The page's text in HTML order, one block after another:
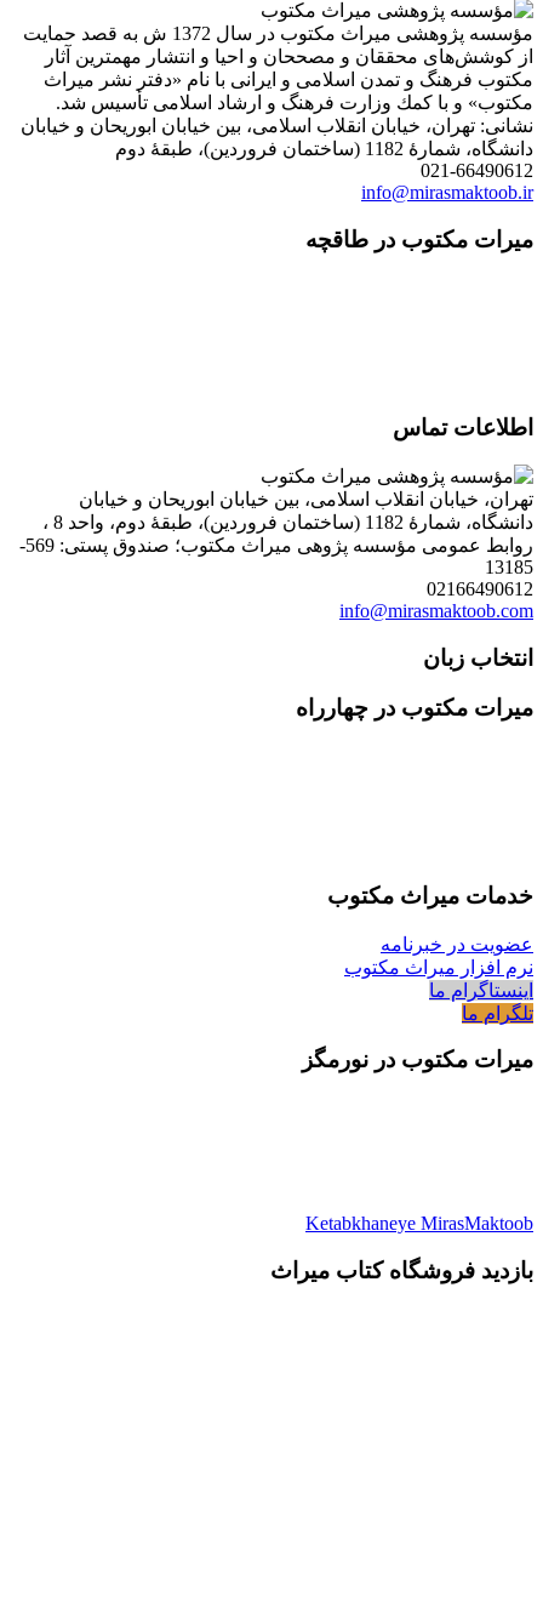
مؤسسه پژوهشی میراث مكتوب در سال 1372 ش به قصد حمایت
از كوشش‌های محققان و مصححان و احیا و انتشار مهمترین آثار
مكتوب فرهنگ و تمدن اسلامی و ایرانی با نام «دفتر نشر میراث
مكتوب» و با كمك وزارت فرهنگ و ارشاد اسلامی تأسیس شد.
نشانی: تهران، خیابان انقلاب اسلامی، بین خیابان ابوریحان و خیابان
دانشگاه، شمارۀ 1182 (ساختمان فروردین)، طبقۀ دوم
021-66490612
info@mirasmaktoob.ir
میرات مکتوب در طاقچه
اطلاعات تماس
تهران، خیابان انقلاب اسلامی، بین خیابان ابوریحان و خیابان
دانشگاه، شمارۀ 1182 (ساختمان فروردین)، طبقۀ دوم، واحد 8 ،
روابط عمومی مؤسسه پژوهی میراث مکتوب؛ صندوق پستی: 569-
13185
02166490612
info@mirasmaktoob.com
انتخاب زبان
میرات مکتوب در چهارراه
خدمات میراث مکتوب
عضویت در خبرنامه
نرم افزار میراث مکتوب
اینستاگرام ما
تلگرام ما
میرات مکتوب در نورمگز
Ketabkhaneye MirasMaktoob
بازدید فروشگاه کتاب میراث